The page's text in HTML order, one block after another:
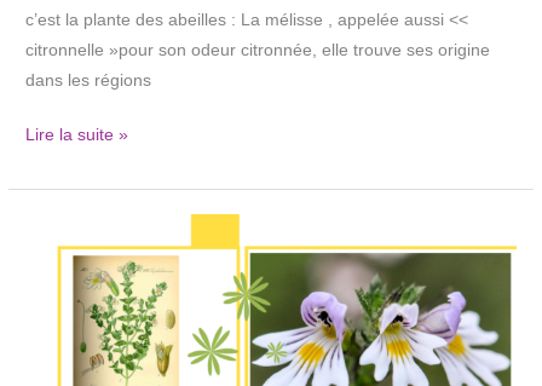
c’est la plante des abeilles : La mélisse , appelée aussi <<
citronnelle »pour son odeur citronnée, elle trouve ses origine
dans les régions
Lire la suite »